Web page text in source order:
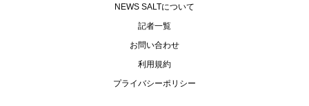
NEWS SALTについて
記者一覧
お問い合わせ
利用規約
プライバシーポリシー